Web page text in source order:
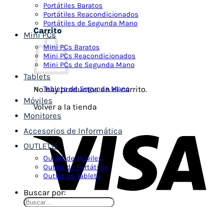
Carrito
No hay productos en el carrito.
Volver a la tienda
Portátiles Baratos
Portátiles Reacondicionados
Portátiles de Segunda Mano
Mini PCs
Mini PCs Baratos
Mini PCs Reacondicionados
Mini PCs de Segunda Mano
Tablets
Tablets de Segunda Mano
Móviles
Monitores
Accesorios de Informática
OUTLET🚨
Outlet de Móviles
Outlet de Portátiles
Outlet de Tablets
Buscar por: